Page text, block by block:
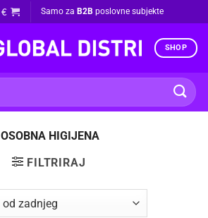
€ Samo za B2B poslovne subjekte
SHOP
OSOBNA HIGIJENA
FILTRIRAJ